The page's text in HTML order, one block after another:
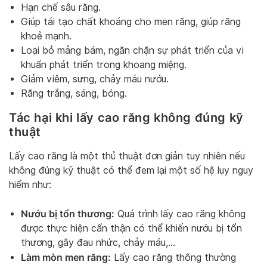
Hạn chế sâu răng.
Giúp tái tạo chất khoáng cho men răng, giúp răng
khoẻ mạnh.
Loại bỏ mảng bám, ngăn chặn sự phát triển của vi
khuẩn phát triển trong khoang miệng.
Giảm viêm, sưng, chảy máu nướu.
Răng trắng, sáng, bóng.
Tác hại khi lấy cao răng không đúng kỹ
thuật
Lấy cao răng là một thủ thuật đơn giản tuy nhiên nếu
không đúng kỹ thuật có thể đem lại một số hệ lụy nguy
hiểm như:
Nướu bị tổn thương: Quá trình lấy cao răng không
được thực hiện cẩn thận có thể khiến nướu bị tổn
thương, gây đau nhức, chảy máu,…
Làm mòn men răng: Lấy cao răng thông thường